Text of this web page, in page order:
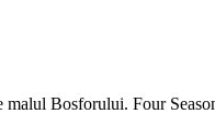
Bosforului. Four